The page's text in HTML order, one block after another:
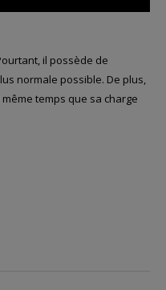
il possède de
normale possible. De plus,
temps que sa charge